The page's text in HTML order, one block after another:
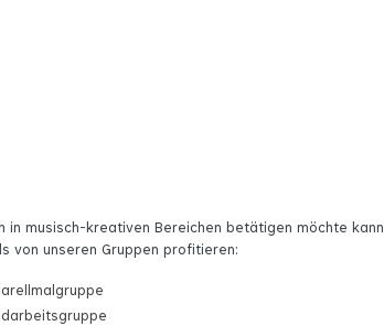
in musisch-kreativen Bereichen betätigen möchte kann
von unseren Gruppen profitieren: